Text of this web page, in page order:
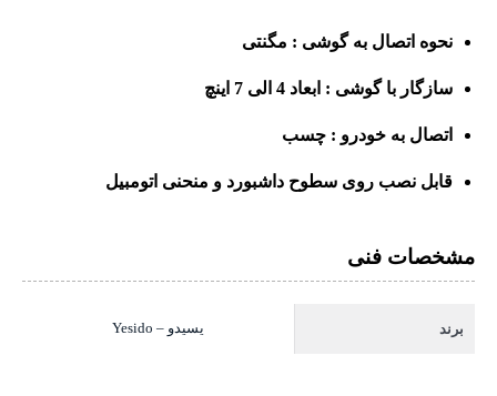
نحوه اتصال به گوشی : مگنتی
سازگار با گوشی : ابعاد 4 الی 7 اینچ
اتصال به خودرو : چسب
قابل نصب روی سطوح داشبورد و منحنی اتومبیل
مشخصات فنی
برند یسیدو – Yesido